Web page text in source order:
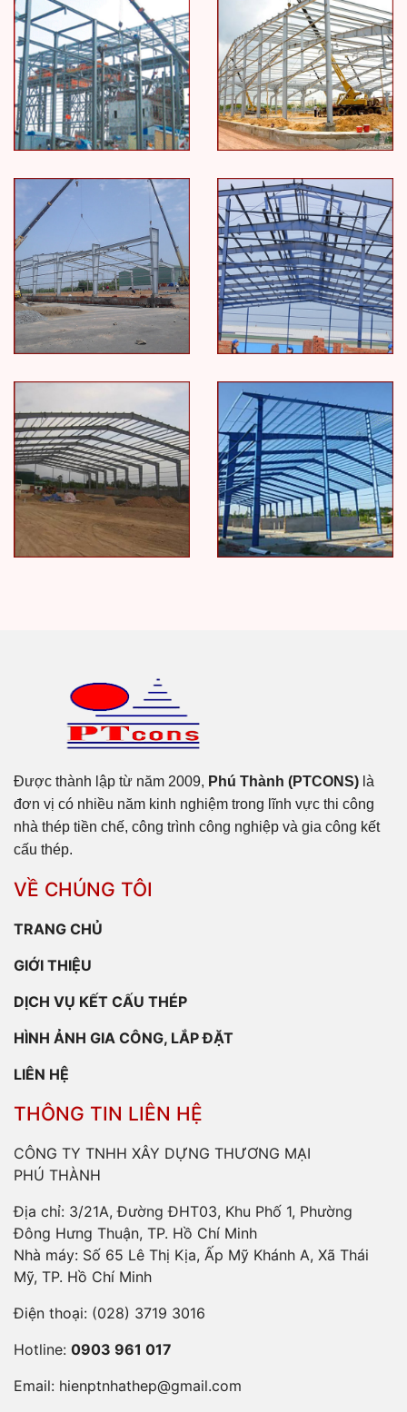
Được thành lập từ năm 2009, Phú Thành (PTCONS) là
đơn vị có nhiều năm kinh nghiệm trong lĩnh vực thi công
nhà thép tiền chế, công trình công nghiệp và gia công kết
cấu thép.
VỀ CHÚNG TÔI
TRANG CHỦ
GIỚI THIỆU
DỊCH VỤ KẾT CẤU THÉP
HÌNH ẢNH GIA CÔNG, LẮP ĐẶT
LIÊN HỆ
THÔNG TIN LIÊN HỆ
CÔNG TY TNHH XÂY DỰNG THƯƠNG MẠI
PHÚ THÀNH
Địa chỉ: 3/21A, Đường ĐHT03, Khu Phố 1, Phường
Đông Hưng Thuận, TP. Hồ Chí Minh
Nhà máy: Số 65 Lê Thị Kịa, Ấp Mỹ Khánh A, Xã Thái
Mỹ, TP. Hồ Chí Minh
Điện thoại: (028) 3719 3016
Hotline: 0903 961 017
Email: hienptnhathep@gmail.com